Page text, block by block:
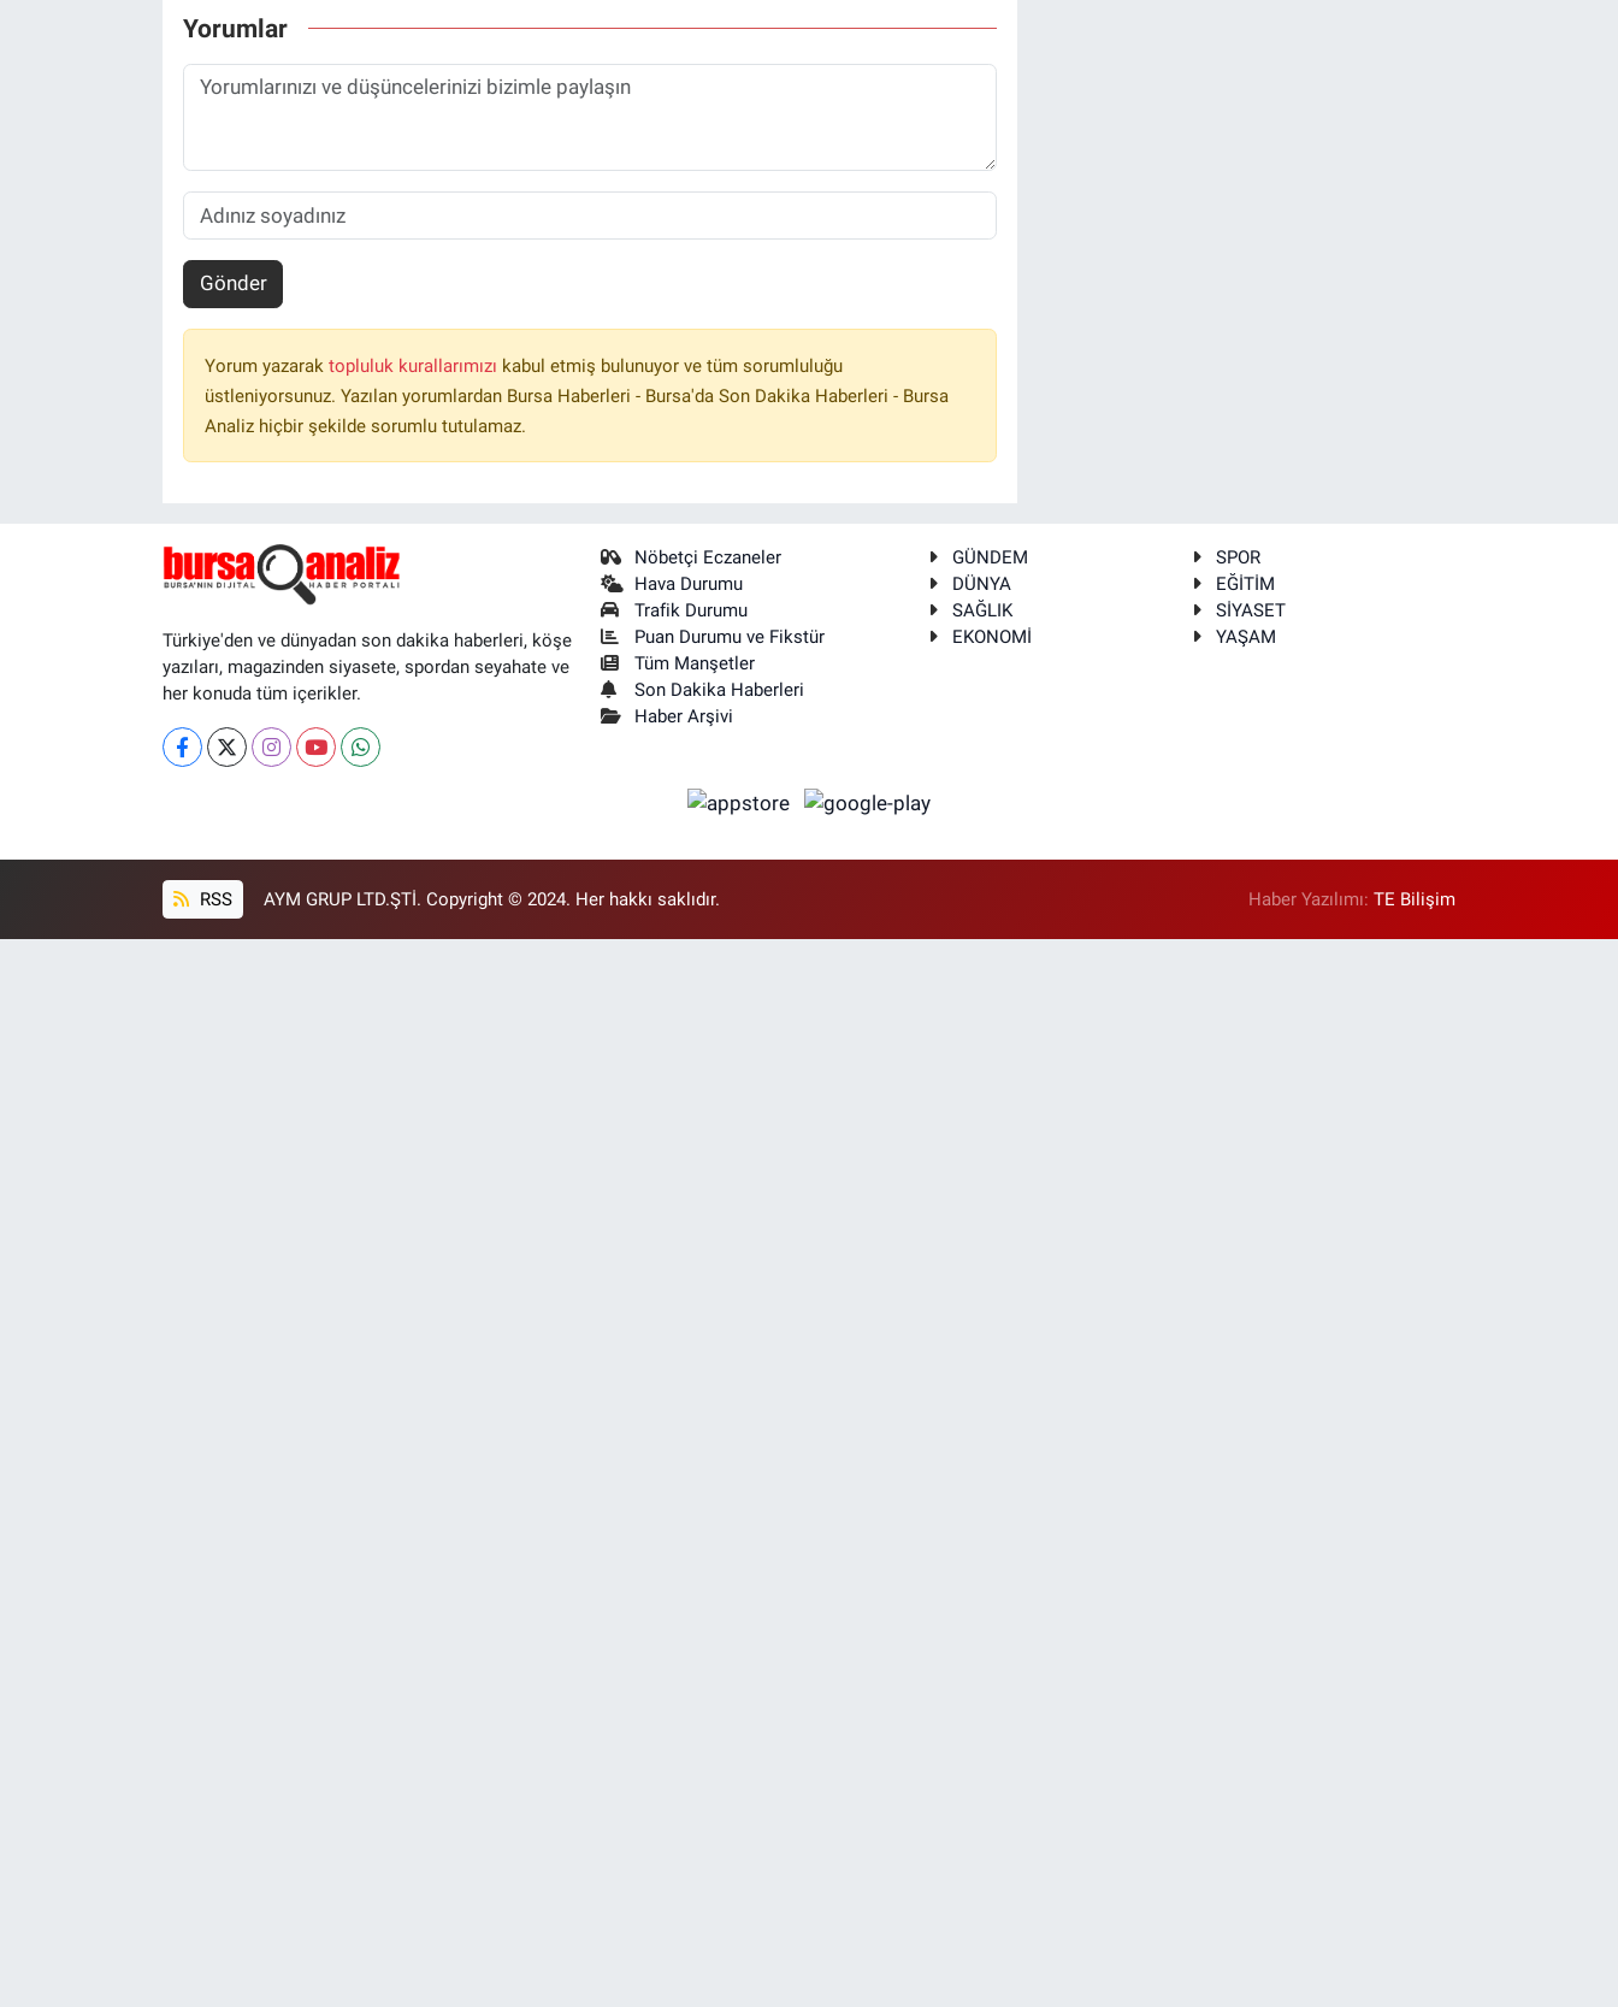
Yorumlar
Gönder
Yorum yazarak topluluk kurallarımızı kabul etmiş bulunuyor ve tüm sorumluluğu
üstleniyorsunuz. Yazılan yorumlardan Bursa Haberleri - Bursa'da Son Dakika Haberleri - Bursa
Analiz hiçbir şekilde sorumlu tutulamaz.
Türkiye'den ve dünyadan son dakika haberleri, köşe
yazıları, magazinden siyasete, spordan seyahate ve
her konuda tüm içerikler.
Nöbetçi Eczaneler
Hava Durumu
Trafik Durumu
Puan Durumu ve Fikstür
Tüm Manşetler
Son Dakika Haberleri
Haber Arşivi
GÜNDEM
SPOR
DÜNYA
EĞİTİM
SAĞLIK
SİYASET
EKONOMİ
YAŞAM
RSS AYM GRUP LTD.ŞTİ. Copyright © 2024. Her hakkı saklıdır. Haber Yazılımı:TE Bilişim